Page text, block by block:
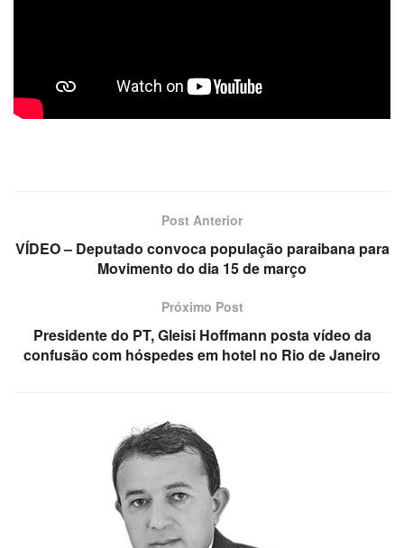
Post Anterior
VÍDEO – Deputado convoca população paraibana para
Movimento do dia 15 de março
Próximo Post
Presidente do PT, Gleisi Hoffmann posta vídeo da
confusão com hóspedes em hotel no Rio de Janeiro